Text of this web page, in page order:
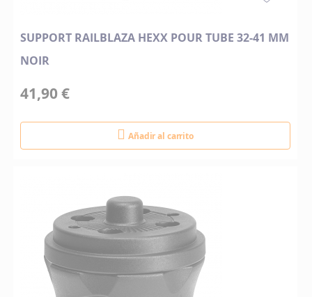
SUPPORT RAILBLAZA HEXX POUR TUBE 32-41 MM
NOIR
41,90 €
Añadir al carrito